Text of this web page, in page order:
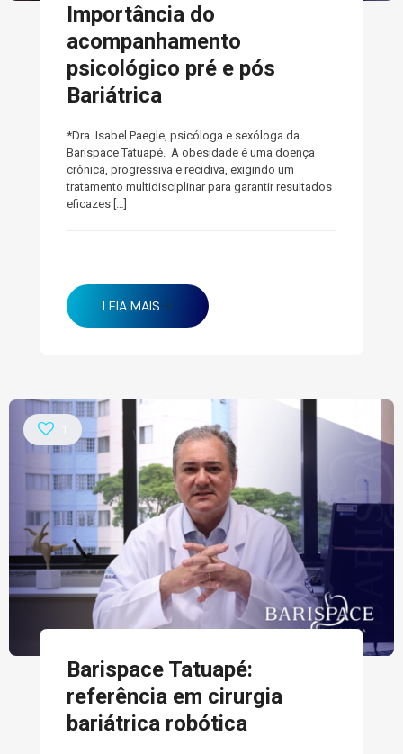
Importância do
acompanhamento
psicológico pré e pós
Bariátrica
*Dra. Isabel Paegle, psicóloga e sexóloga da
Barispace Tatuapé. A obesidade é uma doença
crônica, progressiva e recidiva, exigindo um
tratamento multidisciplinar para garantir resultados
eficazes […]
LEIA MAIS
Barispace Tatuapé:
referência em cirurgia
bariátrica robótica